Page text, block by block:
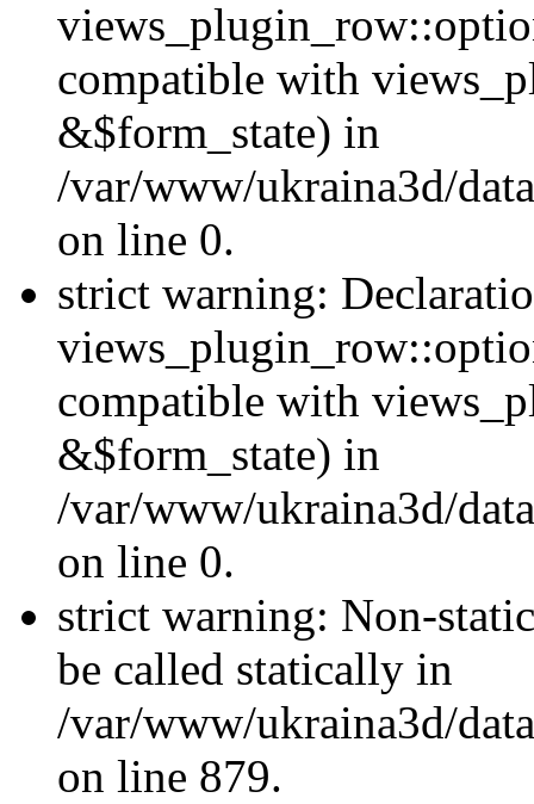
compatible with
&$form_state) in
/var/www/ukraina3d/
on line 0.
strict warning:
compatible with
&$form_state) in
/var/www/ukraina3d/
on line 0.
strict warning: Non-
be called statically in
/var/www/ukraina3d/
on line 879.